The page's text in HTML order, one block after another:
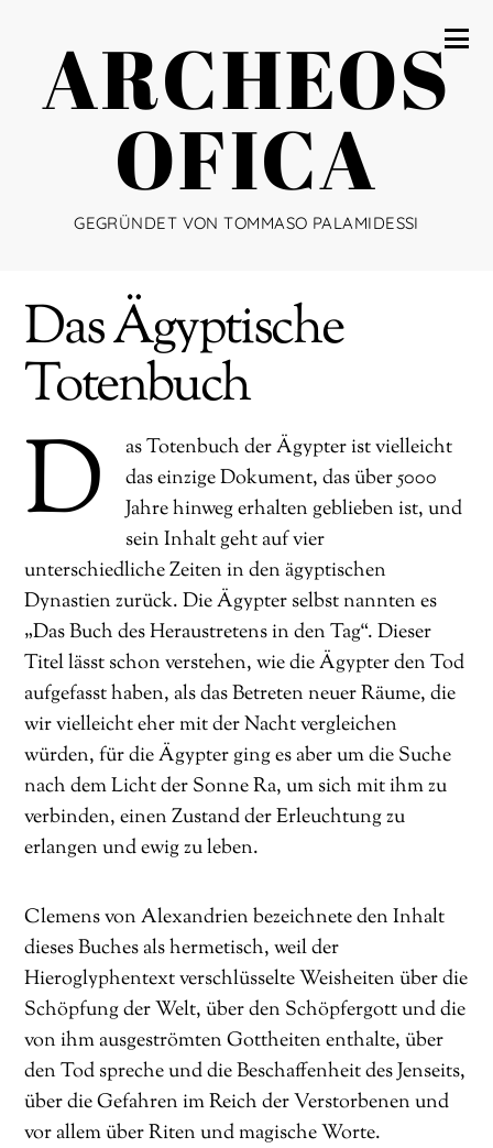
ARCHEOS
OFICA
GEGRÜNDET VON TOMMASO PALAMIDESSI
Das Ägyptische
Totenbuch
D
as Totenbuch der Ägypter ist vielleicht
das einzige Dokument, das über 5000
Jahre hinweg erhalten geblieben ist, und
sein Inhalt geht auf vier
unterschiedliche Zeiten in den ägyptischen
Dynastien zurück. Die Ägypter selbst nannten es
„Das Buch des Heraustretens in den Tag“. Dieser
Titel lässt schon verstehen, wie die Ägypter den Tod
aufgefasst haben, als das Betreten neuer Räume, die
wir vielleicht eher mit der Nacht vergleichen
würden, für die Ägypter ging es aber um die Suche
nach dem Licht der Sonne Ra, um sich mit ihm zu
verbinden, einen Zustand der Erleuchtung zu
erlangen und ewig zu leben.
Clemens von Alexandrien bezeichnete den Inhalt
dieses Buches als hermetisch, weil der
Hieroglyphentext verschlüsselte Weisheiten über die
Schöpfung der Welt, über den Schöpfergott und die
von ihm ausgeströmten Gottheiten enthalte, über
den Tod spreche und die Beschaffenheit des Jenseits,
über die Gefahren im Reich der Verstorbenen und
vor allem über Riten und magische Worte.